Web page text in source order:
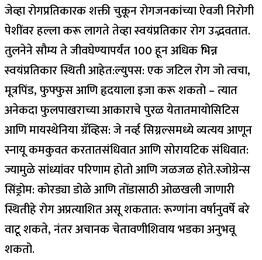
जेव्हा रोगप्रतिकारक शक्ती चुकून रोगजनकांच्या ऐवजी निरोगी
पेशींवर हल्ला करू लागते तेव्हा स्वयंप्रतिकार रोग उद्भवतात.
तुलनेने सौम्य ते जीवघेण्यापर्यंत 100 हून अधिक भिन्न
स्वयंप्रतिकार स्थिती आहेत:ल्युपस:एक जटिल रोग जो त्वचा,
मूत्रपिंड, फुफ्फुस आणि हृदयाला इजा करू शकतो – त्यात
अनेकदा फुलपाखराच्या आकाराचे पुरळ येतातमायोसिटिस
आणि मायस्थेनिया ग्रॅव्हिस: जे नर्व्ह सिग्नल्समध्ये व्यत्यय आणून
स्नायू कमकुवत करतातसंधिवात आणि सोरायटिक संधिवात:
ज्यामुळे सांध्यांवर परिणाम होतो आणि जळजळ होते.स्जोग्रेन्स
सिंड्रोम:कोरड्या डोळे आणि तोंडासाठी ओळखली जाणारी
स्थितीहे रोग अप्रत्याशित असू शकतात: रूग्णांना वर्षानुवर्षे बरे
वाटू शकते, नंतर अचानक चेतावणीशिवाय भडका अनुभवू
शकतो.